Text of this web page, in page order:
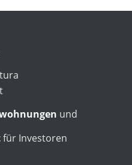
und
für Investoren